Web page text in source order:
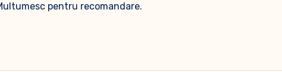
pentru recomandare.